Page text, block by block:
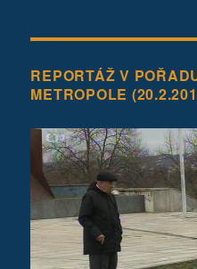
REPORTÁŽ V
METROPOLE